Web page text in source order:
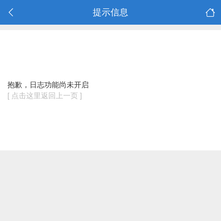
提示信息
抱歉，日志功能尚未开启
[ 点击这里返回上一页 ]